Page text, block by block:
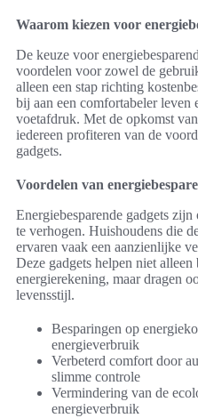
Waarom kiezen voor
De keuze voor
voordelen voor zowel de
alleen een stap richting
bij aan een comfortabeler leven
voetafdruk. Met de opkomst
iedereen profiteren van de
gadgets.
Voordelen van
Energiebesparende gadgets
te verhogen. Huishoudens die
ervaren vaak een aanzienlijke
Deze gadgets helpen niet
energierekening, maar dragen
levensstijl.
Besparingen op
energieverbruik
Verbeterd comfort door
slimme controle
Vermindering van de
energieverbruik